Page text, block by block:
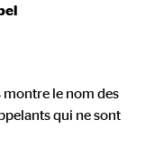
le nom des
qui ne sont